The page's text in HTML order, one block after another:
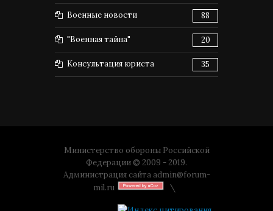
Военные новости 88
"Военная тайна" 20
Консультация юриста 35
Министерство обороны Российской
Федерации © 2009 - 2019.
Администрация сайта admin@forum-
mil.ru